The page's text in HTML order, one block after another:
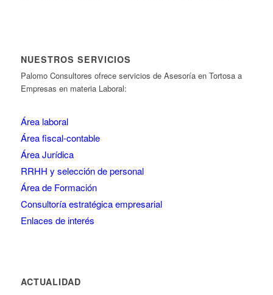
NUESTROS SERVICIOS
Palomo Consultores ofrece servicios de Asesoría en Tortosa a
Empresas en materia Laboral:
Área laboral
Área fiscal-contable
Área Jurídica
RRHH y selección de personal
Área de Formación
Consultoría estratégica empresarial
Enlaces de interés
ACTUALIDAD